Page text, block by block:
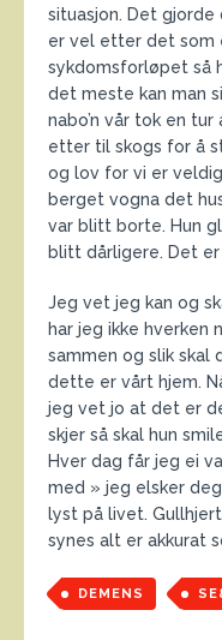
situasjon. Det
er vel etter det som
sykdomsforløpet så
det meste kan man
nabo’n vår tok en
etter til skogs for å
og lov for vi er
berget vogna det
var blitt borte. Hun
blitt dårligere. Det
Jeg vet jeg kan og
har jeg ikke hverken
sammen og slik
dette er vårt hjem.
jeg vet jo at det er
skjer så skal hun
Hver dag får jeg ei
med » jeg elsker
lyst på livet.
synes alt er akkurat
DEMENS